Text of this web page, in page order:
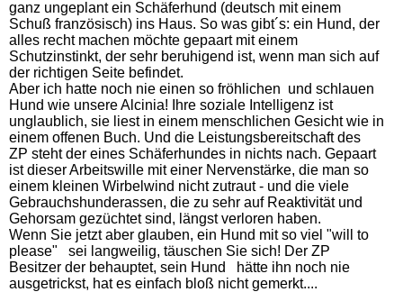
ganz ungeplant ein Schäferhund (deutsch mit einem
Schuß französisch) ins Haus. So was gibt´s: ein Hund, der
alles recht machen möchte gepaart mit einem
Schutzinstinkt, der sehr beruhigend ist, wenn man sich auf
der richtigen Seite befindet.
Aber ich hatte noch nie einen so fröhlichen und schlauen
Hund wie unsere Alcinia! Ihre soziale Intelligenz ist
unglaublich, sie liest in einem menschlichen Gesicht wie in
einem offenen Buch. Und die Leistungsbereitschaft des
ZP steht der eines Schäferhundes in nichts nach. Gepaart
ist dieser Arbeitswille mit einer Nervenstärke, die man so
einem kleinen Wirbelwind nicht zutraut - und die viele
Gebrauchshunderassen, die zu sehr auf Reaktivität und
Gehorsam gezüchtet sind, längst verloren haben.
Wenn Sie jetzt aber glauben, ein Hund mit so viel "will to
please" sei langweilig, täuschen Sie sich! Der ZP
Besitzer der behauptet, sein Hund hätte ihn noch nie
ausgetrickst, hat es einfach bloß nicht gemerkt....